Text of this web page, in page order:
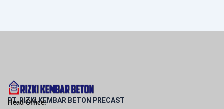
PT. RIZKI KEMBAR BETON PRECAST
Head Office: